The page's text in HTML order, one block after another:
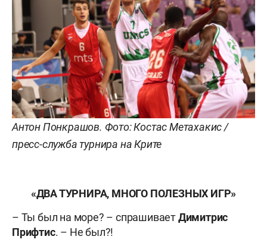
Антон Понкрашов. Фото: Костас Метахакис /
пресс-служба турнира на Крите
«ДВА ТУРНИРА, МНОГО ПОЛЕЗНЫХ ИГР»
– Ты был на море? – спрашиваетДимитрис
Прифтис. – Не был?!